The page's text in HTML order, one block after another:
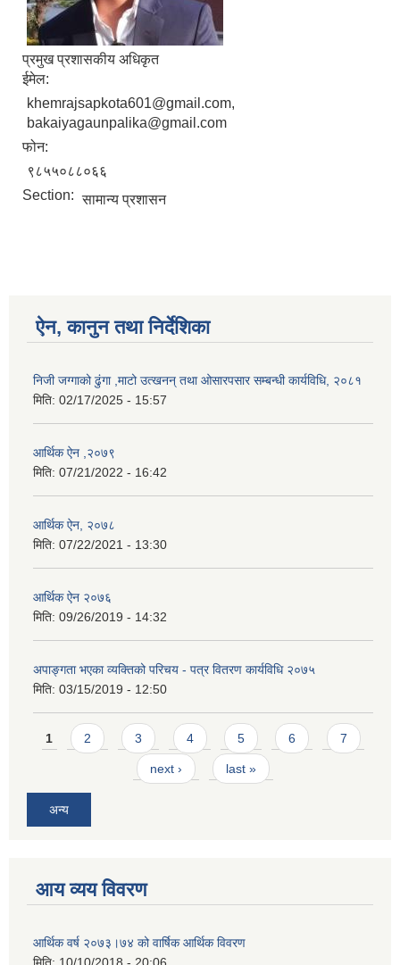
प्रमुख प्रशासकीय अधिकृत
ईमेल:
khemrajsapkota601@gmail.com,
bakaiyagaunpalika@gmail.com
फोन:
९८५५०८८०६६
Section: सामान्य प्रशासन
ऐन, कानुन तथा निर्देशिका
निजी जग्गाको ढुंगा ,माटो उत्खनन् तथा ओसारपसार सम्बन्धी कार्यविधि, २०८१
मिति: 02/17/2025 - 15:57
आर्थिक ऐन ,२०७९
मिति: 07/21/2022 - 16:42
आर्थिक ऐन, २०७८
मिति: 07/22/2021 - 13:30
आर्थिक ऐन २०७६
मिति: 09/26/2019 - 14:32
अपाङ्गता भएका व्यक्तिको परिचय - पत्र वितरण कार्यविधि २०७५
मिति: 03/15/2019 - 12:50
Pages
1 2 3 4 5 6 7
next › last »
अन्य
आय व्यय विवरण
आर्थिक वर्ष २०७३।७४ को वार्षिक आर्थिक विवरण